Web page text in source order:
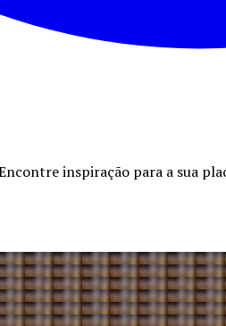
inspiração para a sua